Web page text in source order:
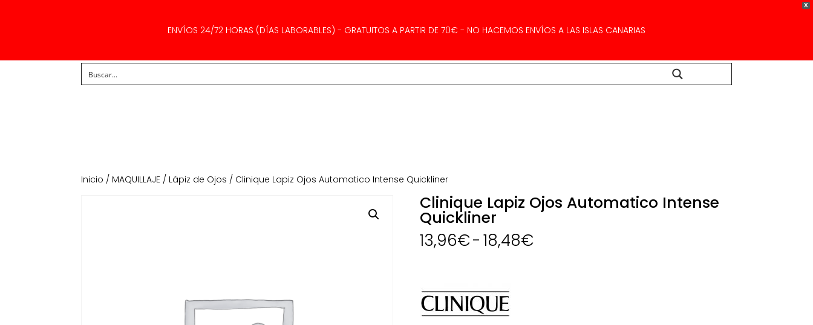
X
ENVÍOS 24/72 HORAS (DÍAS LABORABLES) - GRATUITOS A PARTIR DE 70€ - NO HACEMOS ENVÍOS A LAS ISLAS CANARIAS
Inicio / MAQUILLAJE / Lápiz de Ojos / Clinique Lapiz Ojos Automatico Intense Quickliner
Clinique Lapiz Ojos Automatico Intense
Quickliner
13,96€-18,48€Rango